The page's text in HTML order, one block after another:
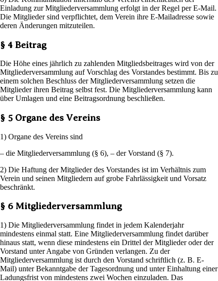
Einladung zur Mitgliederversammlung erfolgt in der Regel per E-Mail.
Die Mitglieder sind verpflichtet, dem Verein ihre E-Mailadresse sowie
deren Änderungen mitzuteilen.
§ 4 Beitrag
Die Höhe eines jährlich zu zahlenden Mitgliedsbeitrages wird von der
Mitgliederversammlung auf Vorschlag des Vorstandes bestimmt. Bis zu
einem solchen Beschluss der Mitgliederversammlung setzen die
Mitglieder ihren Beitrag selbst fest. Die Mitgliederversammlung kann
über Umlagen und eine Beitragsordnung beschließen.
§ 5 Organe des Vereins
1) Organe des Vereins sind
– die Mitgliederversammlung (§ 6), – der Vorstand (§ 7).
2) Die Haftung der Mitglieder des Vorstandes ist im Verhältnis zum
Verein und seinen Mitgliedern auf grobe Fahrlässigkeit und Vorsatz
beschränkt.
§ 6 Mitgliederversammlung
1) Die Mitgliederversammlung findet in jedem Kalenderjahr
mindestens einmal statt. Eine Mitgliederversammlung findet darüber
hinaus statt, wenn diese mindestens ein Drittel der Mitglieder oder der
Vorstand unter Angabe von Gründen verlangen. Zu der
Mitgliederversammlung ist durch den Vorstand schriftlich (z. B. E-
Mail) unter Bekanntgabe der Tagesordnung und unter Einhaltung einer
Ladungsfrist von mindestens zwei Wochen einzuladen. Das